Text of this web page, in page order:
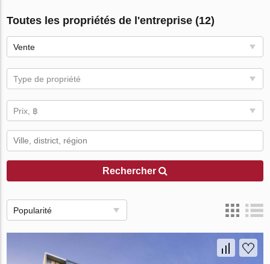
Toutes les propriétés de l'entreprise (12)
Vente
Type de propriété
Prix, ฿
Rechercher
Popularité